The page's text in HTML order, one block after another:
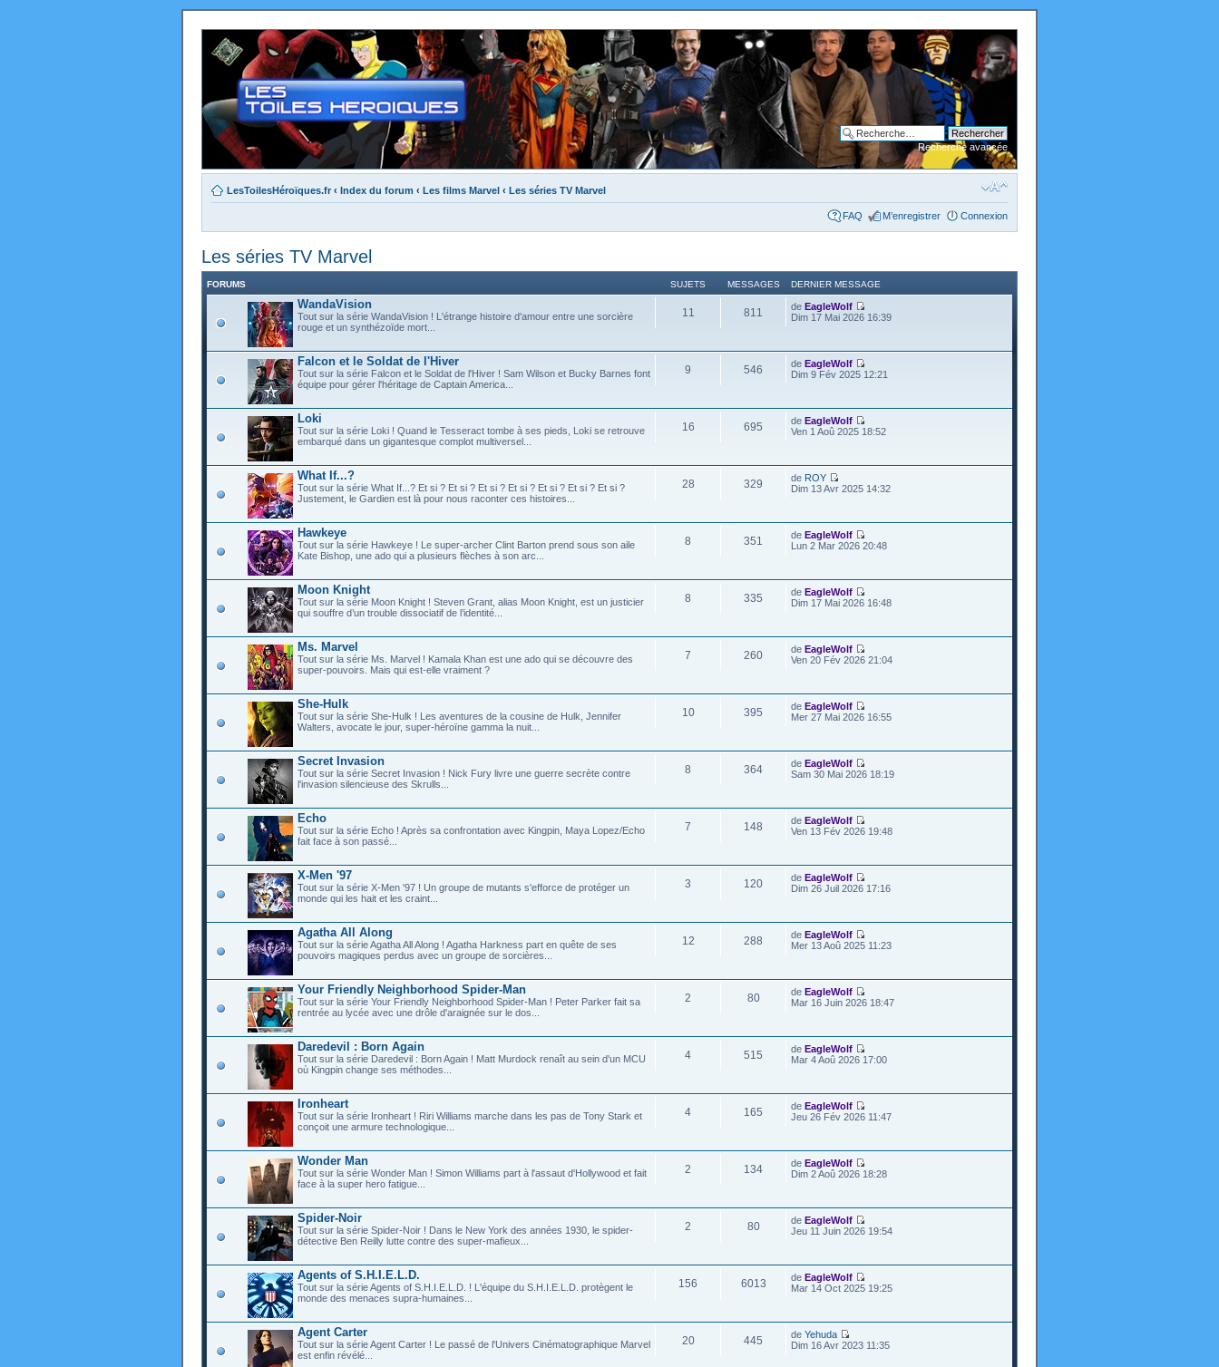
Recherche avancée
LesToilesHéroïques.fr ‹ Index du forum ‹ Les films Marvel ‹ Les séries TV Marvel
FAQ M’enregistrer Connexion
Les séries TV Marvel
FORUMS SUJETS MESSAGES DERNIER MESSAGE
WandaVision
Tout sur la série WandaVision ! L'étrange histoire d'amour entre une sorcière
rouge et un synthézoïde mort...
11 811 deEagleWolf
Dim 17 Mai 2026 16:39
Falcon et le Soldat de l'Hiver
Tout sur la série Falcon et le Soldat de l'Hiver ! Sam Wilson et Bucky Barnes font
équipe pour gérer l'héritage de Captain America...
9 546 deEagleWolf
Dim 9 Fév 2025 12:21
Loki
Tout sur la série Loki ! Quand le Tesseract tombe à ses pieds, Loki se retrouve
embarqué dans un gigantesque complot multiversel...
16 695 deEagleWolf
Ven 1 Aoû 2025 18:52
What If...?
Tout sur la série What If...? Et si ? Et si ? Et si ? Et si ? Et si ? Et si ? Et si ?
Justement, le Gardien est là pour nous raconter ces histoires...
28 329 de ROY
Dim 13 Avr 2025 14:32
Hawkeye
Tout sur la série Hawkeye ! Le super-archer Clint Barton prend sous son aile
Kate Bishop, une ado qui a plusieurs flèches à son arc...
8 351 deEagleWolf
Lun 2 Mar 2026 20:48
Moon Knight
Tout sur la série Moon Knight ! Steven Grant, alias Moon Knight, est un justicier
qui souffre d’un trouble dissociatif de l’identité...
8 335 deEagleWolf
Dim 17 Mai 2026 16:48
Ms. Marvel
Tout sur la série Ms. Marvel ! Kamala Khan est une ado qui se découvre des
super-pouvoirs. Mais qui est-elle vraiment ?
7 260 deEagleWolf
Ven 20 Fév 2026 21:04
She-Hulk
Tout sur la série She-Hulk ! Les aventures de la cousine de Hulk, Jennifer
Walters, avocate le jour, super-héroïne gamma la nuit...
10 395 deEagleWolf
Mer 27 Mai 2026 16:55
Secret Invasion
Tout sur la série Secret Invasion ! Nick Fury livre une guerre secrète contre
l'invasion silencieuse des Skrulls...
8 364 deEagleWolf
Sam 30 Mai 2026 18:19
Echo
Tout sur la série Echo ! Après sa confrontation avec Kingpin, Maya Lopez/Echo
fait face à son passé...
7 148 deEagleWolf
Ven 13 Fév 2026 19:48
X-Men '97
Tout sur la série X-Men '97 ! Un groupe de mutants s'efforce de protéger un
monde qui les hait et les craint...
3 120 deEagleWolf
Dim 26 Juil 2026 17:16
Agatha All Along
Tout sur la série Agatha All Along ! Agatha Harkness part en quête de ses
pouvoirs magiques perdus avec un groupe de sorcières...
12 288 deEagleWolf
Mer 13 Aoû 2025 11:23
Your Friendly Neighborhood Spider-Man
Tout sur la série Your Friendly Neighborhood Spider-Man ! Peter Parker fait sa
rentrée au lycée avec une drôle d'araignée sur le dos...
2 80 deEagleWolf
Mar 16 Juin 2026 18:47
Daredevil : Born Again
Tout sur la série Daredevil : Born Again ! Matt Murdock renaît au sein d'un MCU
où Kingpin change ses méthodes...
4 515 deEagleWolf
Mar 4 Aoû 2026 17:00
Ironheart
Tout sur la série Ironheart ! Riri Williams marche dans les pas de Tony Stark et
conçoit une armure technologique...
4 165 deEagleWolf
Jeu 26 Fév 2026 11:47
Wonder Man
Tout sur la série Wonder Man ! Simon Williams part à l'assaut d'Hollywood et fait
face à la super hero fatigue...
2 134 deEagleWolf
Dim 2 Aoû 2026 18:28
Spider-Noir
Tout sur la série Spider-Noir ! Dans le New York des années 1930, le spider-
détective Ben Reilly lutte contre des super-mafieux...
2 80 deEagleWolf
Jeu 11 Juin 2026 19:54
Agents of S.H.I.E.L.D.
Tout sur la série Agents of S.H.I.E.L.D. ! L'équipe du S.H.I.E.L.D. protègent le
monde des menaces supra-humaines...
156 6013 deEagleWolf
Mar 14 Oct 2025 19:25
Agent Carter
Tout sur la série Agent Carter ! Le passé de l'Univers Cinématographique Marvel
est enfin révélé...
20 445 deYehuda
Dim 16 Avr 2023 11:35